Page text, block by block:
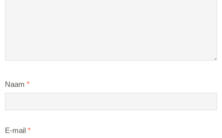
Naam *
E-mail *